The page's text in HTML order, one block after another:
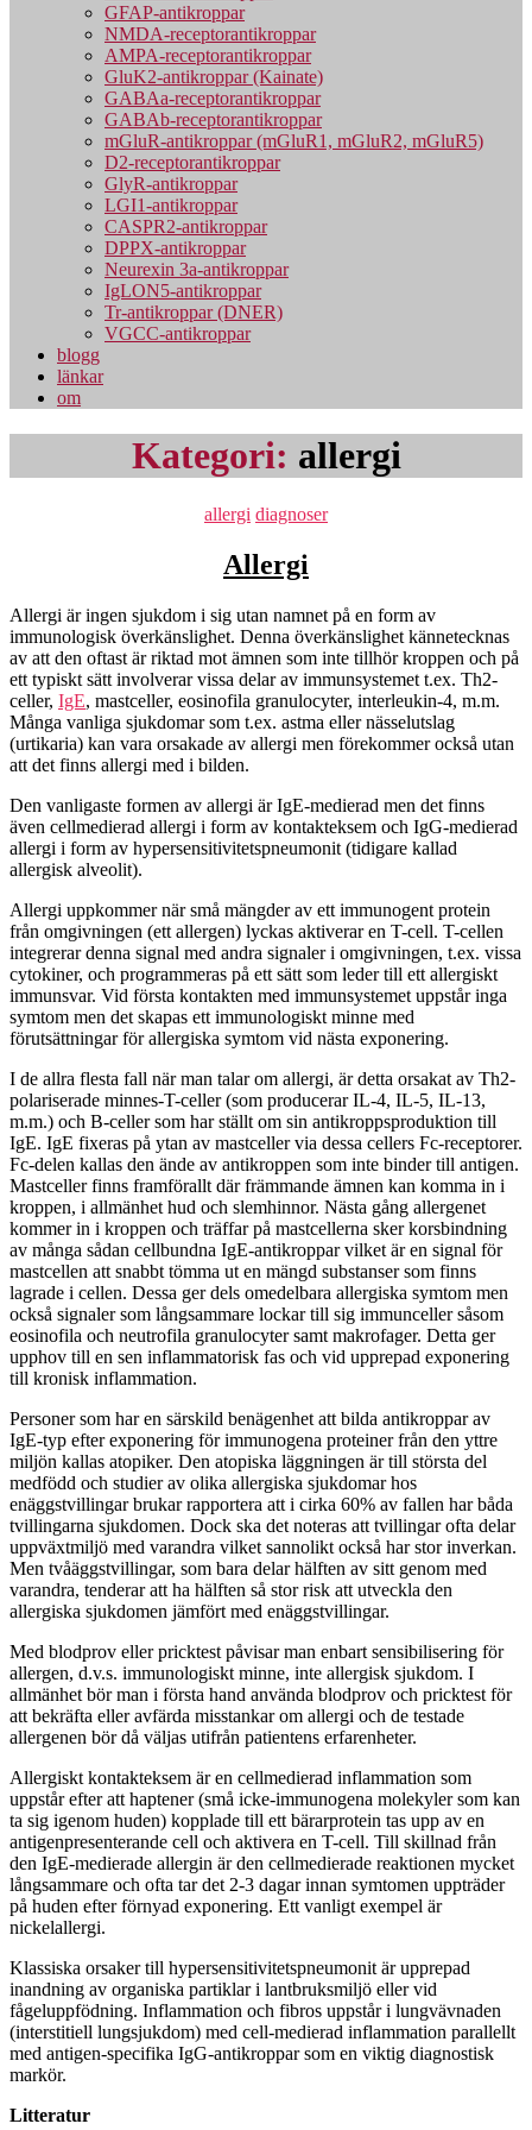
GFAP-antikroppar
NMDA-receptorantikroppar
AMPA-receptorantikroppar
GluK2-antikroppar (Kainate)
GABAa-receptorantikroppar
GABAb-receptorantikroppar
mGluR-antikroppar (mGluR1, mGluR2, mGluR5)
D2-receptorantikroppar
GlyR-antikroppar
LGI1-antikroppar
CASPR2-antikroppar
DPPX-antikroppar
Neurexin 3a-antikroppar
IgLON5-antikroppar
Tr-antikroppar (DNER)
VGCC-antikroppar
blogg
länkar
om
Kategori: allergi
Kategorier
allergi diagnoser
Allergi
Allergi är ingen sjukdom i sig utan namnet på en form av
immunologisk överkänslighet. Denna överkänslighet kännetecknas
av att den oftast är riktad mot ämnen som inte tillhör kroppen och på
ett typiskt sätt involverar vissa delar av immunsystemet t.ex. Th2-
celler, IgE, mastceller, eosinofila granulocyter, interleukin-4, m.m.
Många vanliga sjukdomar som t.ex. astma eller nässelutslag
(urtikaria) kan vara orsakade av allergi men förekommer också utan
att det finns allergi med i bilden.
Den vanligaste formen av allergi är IgE-medierad men det finns
även cellmedierad allergi i form av kontakteksem och IgG-medierad
allergi i form av hypersensitivitetspneumonit (tidigare kallad
allergisk alveolit).
Allergi uppkommer när små mängder av ett immunogent protein
från omgivningen (ett allergen) lyckas aktiverar en T-cell. T-cellen
integrerar denna signal med andra signaler i omgivningen, t.ex. vissa
cytokiner, och programmeras på ett sätt som leder till ett allergiskt
immunsvar. Vid första kontakten med immunsystemet uppstår inga
symtom men det skapas ett immunologiskt minne med
förutsättningar för allergiska symtom vid nästa exponering.
I de allra flesta fall när man talar om allergi, är detta orsakat av Th2-
polariserade minnes-T-celler (som producerar IL-4, IL-5, IL-13,
m.m.) och B-celler som har ställt om sin antikroppsproduktion till
IgE. IgE fixeras på ytan av mastceller via dessa cellers Fc-receptorer.
Fc-delen kallas den ände av antikroppen som inte binder till antigen.
Mastceller finns framförallt där främmande ämnen kan komma in i
kroppen, i allmänhet hud och slemhinnor. Nästa gång allergenet
kommer in i kroppen och träffar på mastcellerna sker korsbindning
av många sådan cellbundna IgE-antikroppar vilket är en signal för
mastcellen att snabbt tömma ut en mängd substanser som finns
lagrade i cellen. Dessa ger dels omedelbara allergiska symtom men
också signaler som långsammare lockar till sig immunceller såsom
eosinofila och neutrofila granulocyter samt makrofager. Detta ger
upphov till en sen inflammatorisk fas och vid upprepad exponering
till kronisk inflammation.
Personer som har en särskild benägenhet att bilda antikroppar av
IgE-typ efter exponering för immunogena proteiner från den yttre
miljön kallas atopiker. Den atopiska läggningen är till största del
medfödd och studier av olika allergiska sjukdomar hos
enäggstvillingar brukar rapportera att i cirka 60% av fallen har båda
tvillingarna sjukdomen. Dock ska det noteras att tvillingar ofta delar
uppväxtmiljö med varandra vilket sannolikt också har stor inverkan.
Men tvåäggstvillingar, som bara delar hälften av sitt genom med
varandra, tenderar att ha hälften så stor risk att utveckla den
allergiska sjukdomen jämfört med enäggstvillingar.
Med blodprov eller pricktest påvisar man enbart sensibilisering för
allergen, d.v.s. immunologiskt minne, inte allergisk sjukdom. I
allmänhet bör man i första hand använda blodprov och pricktest för
att bekräfta eller avfärda misstankar om allergi och de testade
allergenen bör då väljas utifrån patientens erfarenheter.
Allergiskt kontakteksem är en cellmedierad inflammation som
uppstår efter att haptener (små icke-immunogena molekyler som kan
ta sig igenom huden) kopplade till ett bärarprotein tas upp av en
antigenpresenterande cell och aktivera en T-cell. Till skillnad från
den IgE-medierade allergin är den cellmedierade reaktionen mycket
långsammare och ofta tar det 2-3 dagar innan symtomen uppträder
på huden efter förnyad exponering. Ett vanligt exempel är
nickelallergi.
Klassiska orsaker till hypersensitivitetspneumonit är upprepad
inandning av organiska partiklar i lantbruksmiljö eller vid
fågeluppfödning. Inflammation och fibros uppstår i lungvävnaden
(interstitiell lungsjukdom) med cell-medierad inflammation parallellt
med antigen-specifika IgG-antikroppar som en viktig diagnostisk
markör.
Litteratur